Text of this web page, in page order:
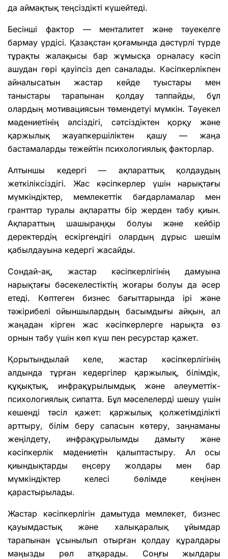
да аймақтық теңсіздікті күшейтеді.
Бесінші фактор — менталитет және тәуекелге
бармау үрдісі. Қазақстан қоғамында дәстүрлі түрде
тұрақты жалақысы бар жұмысқа орналасу кәсіп
ашудан гөрі қауіпсіз деп саналады. Кәсіпкерлікпен
айналысатын жастар кейде туыстары мен
таныстары тарапынан қолдау таппайды, бұл
олардың мотивациясын төмендетуі мүмкін. Тәуекел
мәдениетінің әлсіздігі, сәтсіздіктен қорқу және
қаржылық жауапкершіліктен қашу — жаңа
бастамаларды тежейтін психологиялық факторлар.
Алтыншы кедергі — ақпараттық қолдаудың
жеткіліксіздігі. Жас кәсіпкерлер үшін нарықтағы
мүмкіндіктер, мемлекеттік бағдарламалар мен
гранттар туралы ақпаратты бір жерден табу қиын.
Ақпараттың шашыраңқы болуы және кейбір
деректердің ескіргендігі олардың дұрыс шешім
қабылдауына кедергі жасайды.
Сондай-ақ, жастар кәсіпкерлігінің дамуына
нарықтағы бәсекелестіктің жоғары болуы да әсер
етеді. Көптеген бизнес бағыттарында ірі және
тәжірибелі ойыншылардың басымдығы айқын, ал
жаңадан кірген жас кәсіпкерлерге нарықта өз
орнын табу үшін көп күш пен ресурстар қажет.
Қорытындылай келе, жастар кәсіпкерлігінің
алдында тұрған кедергілер қаржылық, білімдік,
құқықтық, инфрақұрылымдық және әлеуметтік-
психологиялық сипатта. Бұл мәселелерді шешу үшін
кешенді тәсіл қажет: қаржылық қолжетімділікті
арттыру, білім беру сапасын көтеру, заңнаманы
жеңілдету, инфрақұрылымды дамыту және
кәсіпкерлік мәдениетін қалыптастыру. Ал осы
қиындықтарды еңсеру жолдары мен бар
мүмкіндіктер келесі бөлімде кеңінен
қарастырылады.
Жастар кәсіпкерлігін дамытуда мемлекет, бизнес
қауымдастық және халықаралық ұйымдар
тарапынан ұсынылып отырған қолдау құралдары
маңызды рөл атқарады. Соңғы жылдары